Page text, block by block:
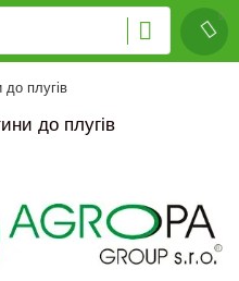
плугів
до плугів